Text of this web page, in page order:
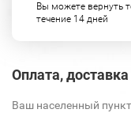
Вы можете вернуть
течение 14 дней
Оплата, доставка
Ваш населенный